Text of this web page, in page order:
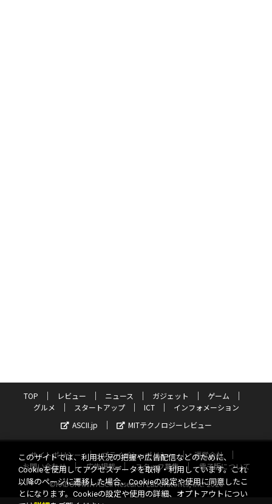
TOP レビュー ニュース ガジェット
ゲーム
グルメ
スタートアップ ICT
インフォメーション
ASCII.jp
MITテクノロジーレビュー
サイトポリシー プライバシーポリシー
運営会社
お問い合わせ
広告掲載 スタッフ募集
電子版について
©KADOKAWA ASCII Research Laboratories, Inc. 2026
このサイトでは、利用状況の把握や広告配信などのために、
Cookieを使用してアクセスデータを取得・利用しています。これ
以降のページに遷移した場合、Cookieの設定や使用に同意したこ
とになります。Cookieの設定や使用の詳細、オプトアウトについ